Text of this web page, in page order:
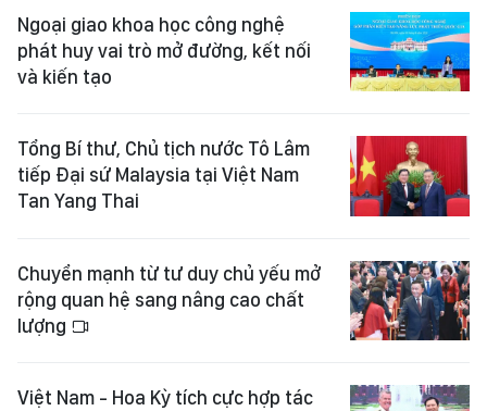
Ngoại giao khoa học công nghệ
phát huy vai trò mở đường, kết nối
và kiến tạo
Tổng Bí thư, Chủ tịch nước Tô Lâm
tiếp Đại sứ Malaysia tại Việt Nam
Tan Yang Thai
Chuyển mạnh từ tư duy chủ yếu mở
rộng quan hệ sang nâng cao chất
lượng
Việt Nam - Hoa Kỳ tích cực hợp tác